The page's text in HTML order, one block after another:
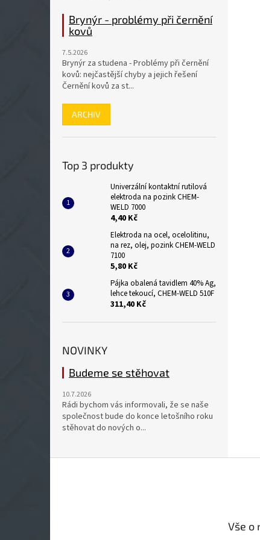
Brynýr - problémy při černění
kovů
7.5.2026
Brynýr za studena - Problémy při černění
kovů: nejčastější chyby a jejich řešení
Černění kovů za st...
ARCHIV
Top 3 produkty
Univerzální kontaktní rutilová
elektroda na pozink CHEM-
WELD 7000
4,40 Kč
Elektroda na ocel, ocelolitinu,
na rez, olej, pozink CHEM-WELD
7100
5,80 Kč
Pájka obalená tavidlem 40% Ag,
lehce tekoucí, CHEM-WELD 510F
311,40 Kč
NOVINKY
Budeme se stěhovat
10.7.2026
Rádi bychom vás informovali, že se naše
společnost bude do konce letošního roku
stěhovat do nových o...
Vše o